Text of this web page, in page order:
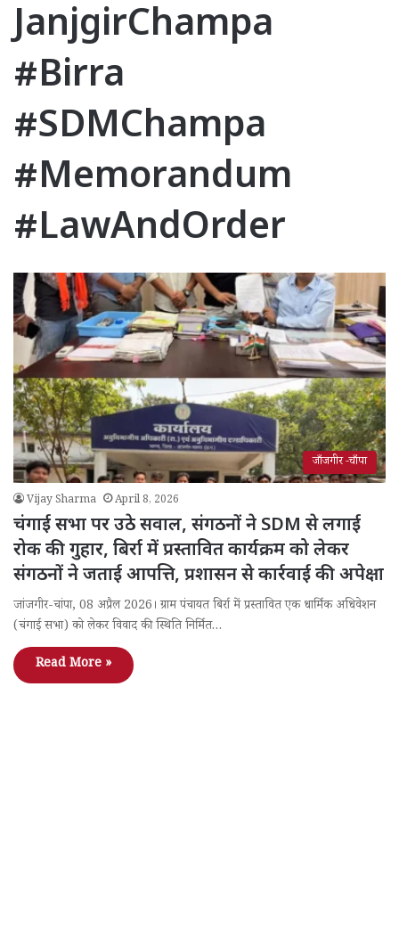
JanjgirChampa
#Birra
#SDMChampa
#Memorandum
#LawAndOrder
जाँजगीर -चाँपा
Vijay Sharma April 8, 2026
चंगाई सभा पर उठे सवाल, संगठनों ने SDM से लगाई
रोक की गुहार, बिर्रा में प्रस्तावित कार्यक्रम को लेकर
संगठनों ने जताई आपत्ति, प्रशासन से कार्रवाई की अपेक्षा
जांजगीर-चांपा, 08 अप्रैल 2026। ग्राम पंचायत बिर्रा में प्रस्तावित एक धार्मिक अधिवेशन
(चंगाई सभा) को लेकर विवाद की स्थिति निर्मित…
Read More »